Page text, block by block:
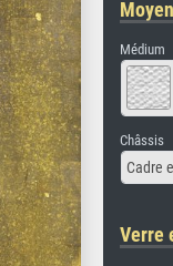
Médium
Châssis
Cadre
Verre